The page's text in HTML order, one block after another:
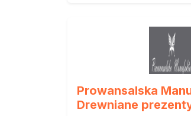
Prowansalska
Drewniane